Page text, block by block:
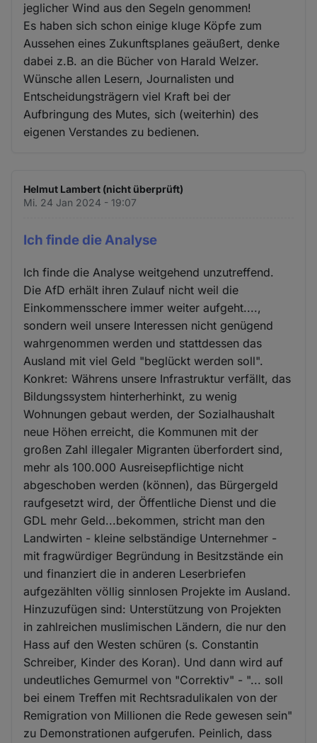
jeglicher Wind aus den Segeln genommen!
Es haben sich schon einige kluge Köpfe zum
Aussehen eines Zukunftsplanes geäußert, denke
dabei z.B. an die Bücher von Harald Welzer.
Wünsche allen Lesern, Journalisten und
Entscheidungsträgern viel Kraft bei der
Aufbringung des Mutes, sich (weiterhin) des
eigenen Verstandes zu bedienen.
Helmut Lambert (nicht überprüft)
Mi. 24 Jan 2024 - 19:07
Ich finde die Analyse
Ich finde die Analyse weitgehend unzutreffend.
Die AfD erhält ihren Zulauf nicht weil die
Einkommensschere immer weiter aufgeht....,
sondern weil unsere Interessen nicht genügend
wahrgenommen werden und stattdessen das
Ausland mit viel Geld "beglückt werden soll".
Konkret: Währens unsere Infrastruktur verfällt, das
Bildungssystem hinterherhinkt, zu wenig
Wohnungen gebaut werden, der Sozialhaushalt
neue Höhen erreicht, die Kommunen mit der
großen Zahl illegaler Migranten überfordert sind,
mehr als 100.000 Ausreisepflichtige nicht
abgeschoben werden (können), das Bürgergeld
raufgesetzt wird, der Öffentliche Dienst und die
GDL mehr Geld...bekommen, stricht man den
Landwirten - kleine selbständige Unternehmer -
mit fragwürdiger Begründung in Besitzstände ein
und finanziert die in anderen Leserbriefen
aufgezählten völlig sinnlosen Projekte im Ausland.
Hinzuzufügen sind: Unterstützung von Projekten
in zahlreichen muslimischen Ländern, die nur den
Hass auf den Westen schüren (s. Constantin
Schreiber, Kinder des Koran). Und dann wird auf
undeutliches Gemurmel von "Correktiv" - "... soll
bei einem Treffen mit Rechtsradulikalen von der
Remigration von Millionen die Rede gewesen sein"
zu Demonstrationen aufgerufen. Peinlich, dass